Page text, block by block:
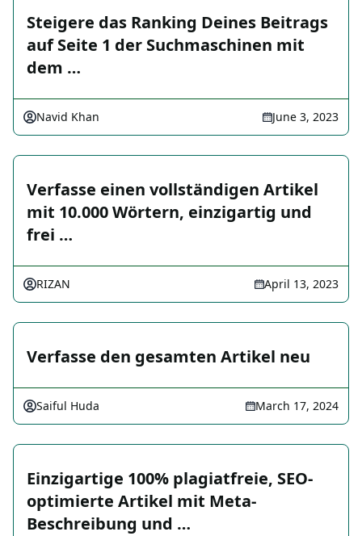
Steigere das Ranking Deines Beitrags
auf Seite 1 der Suchmaschinen mit
dem …
Navid Khan June 3, 2023
Verfasse einen vollständigen Artikel
mit 10.000 Wörtern, einzigartig und
frei …
RIZAN April 13, 2023
Verfasse den gesamten Artikel neu
Saiful Huda March 17, 2024
Einzigartige 100% plagiatfreie, SEO-
optimierte Artikel mit Meta-
Beschreibung und …